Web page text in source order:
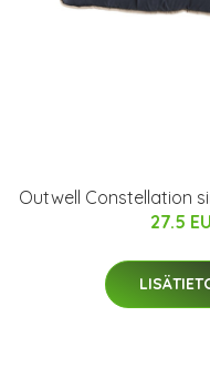
Outwell Constellation
27.5